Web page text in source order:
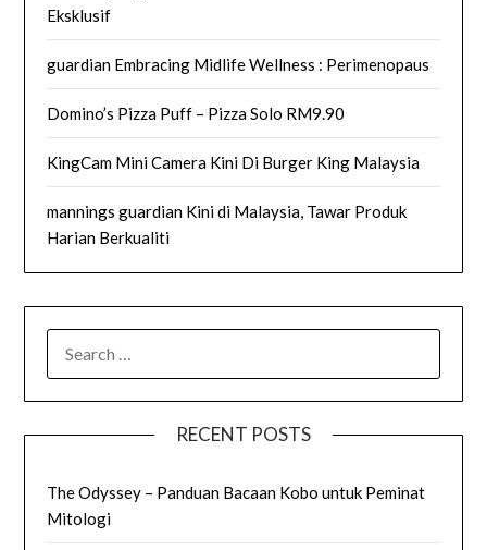
Eksklusif
guardian Embracing Midlife Wellness : Perimenopaus
Domino’s Pizza Puff – Pizza Solo RM9.90
KingCam Mini Camera Kini Di Burger King Malaysia
mannings guardian Kini di Malaysia, Tawar Produk
Harian Berkualiti
FOR:
RECENT POSTS
The Odyssey – Panduan Bacaan Kobo untuk Peminat
Mitologi